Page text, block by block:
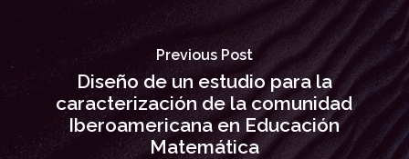
Previous Post
Diseño de un estudio para la
caracterización de la comunidad
Iberoamericana en Educación
Matemática